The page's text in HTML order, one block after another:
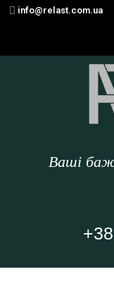
info@relast.com.ua
Ваші